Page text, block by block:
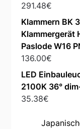
291.48€
Klammern BK
Klammergerät
Paslode W16
136.00€
LED
2100K 36°
35.38€